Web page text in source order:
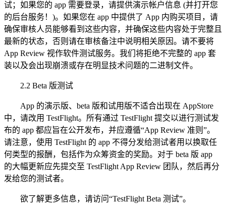
试；如果您的 app 需要登录，请提供演示帐户信息 (并打开您
的后台服务！)。如果您在 app 中提供了 App 内购买项目，请
确保审核人员能够看到这些内容，并确保这些内容处于完整且
最新的状态，否则请在审核备注中说明相关原因。请不要将
App Review 视作软件测试服务。我们将拒绝不完整的 app 套
装以及会出现崩溃或存在明显技术问题的二进制文件。
2.2 Beta 版测试
App 的演示版、beta 版和试用版不适合出现在 AppStore
中，请改用 TestFlight。所有通过 TestFlight 提交以进行测试发
布的 app 都应旨在公开发布，并应遵循“App Review 准则”。
请注意，使用 TestFlight 的 app 不得分发给测试者用以换取任
何类型的报酬，包括作为众筹资金的奖励。对于 beta 版 app
的大幅更新应先提交至 TestFlight App Review 团队，然后再分
发给您的测试者。
欲了解更多信息，请访问“TestFlight Beta 测试”。